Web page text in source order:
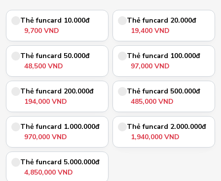
Thẻ funcard 10.000đ
9,700 VND
Thẻ funcard 20.000đ
19,400 VND
Thẻ funcard 50.000đ
48,500 VND
Thẻ funcard 100.000đ
97,000 VND
Thẻ funcard 200.000đ
194,000 VND
Thẻ funcard 500.000đ
485,000 VND
Thẻ funcard 1.000.000đ
970,000 VND
Thẻ funcard 2.000.000đ
1,940,000 VND
Thẻ funcard 5.000.000đ
4,850,000 VND